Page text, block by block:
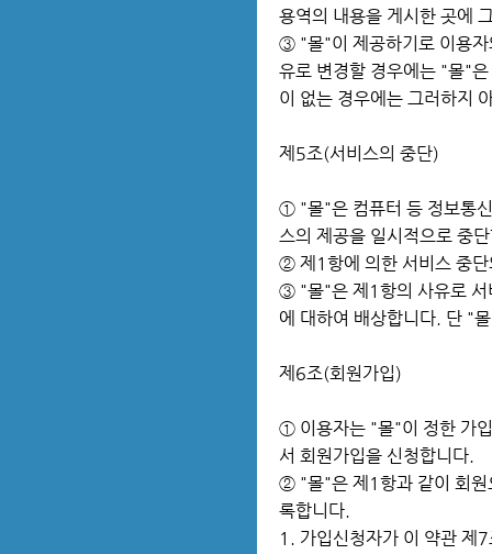
용역의 내용을 게시한 곳에
③ "몰"이 제공하기로 이용자
유로 변경할 경우에는 "몰"
이 없는 경우에는 그러하지
제5조(서비스의 중단)
① "몰"은 컴퓨터 등 정보통
스의 제공을 일시적으로 중
② 제1항에 의한 서비스 중
③ "몰"은 제1항의 사유로 서
에 대하여 배상합니다. 단 "
제6조(회원가입)
① 이용자는 "몰"이 정한 가
서 회원가입을 신청합니다.
② "몰"은 제1항과 같이 회원
록합니다.
1. 가입신청자가 이 약관 제